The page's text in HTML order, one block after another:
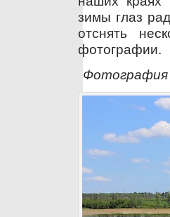
зимы глаз
отснять
фотографии.
Фотография